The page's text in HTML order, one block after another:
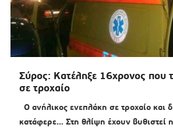
Σύρος: Κατέληξε 16χρονος που
σε τροχαίο
Ο ανήλικος ενεπλάκη σε τροχαίο και
κατάφερε… Στη θλίψη έχουν βυθιστεί